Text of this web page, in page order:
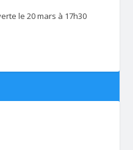
le 20 mars à 17h30